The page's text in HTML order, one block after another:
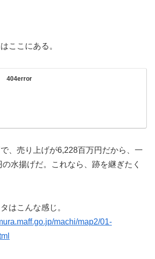
ここにある。
404error
、売り上げが6,228百万円だから、一
水揚げだ。これなら、跡を継ぎたく
はこんな感じ。
machi/map2/01-